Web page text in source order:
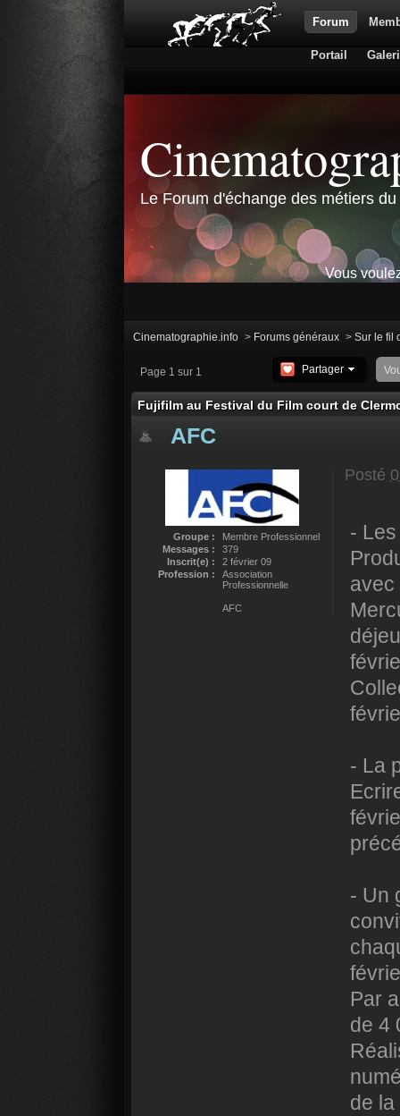
Forum
Portail
Le Forum d'échange des métiers
Vous
Cinematographie.info > Forums généraux > Sur le fil
Page 1 sur 1 Partager
Fujifilm au Festival du Film court de
AFC
Groupe :
Membre Professionnel
Messages :
379
Inscrit(e) :
2 février 09
Profession :
Association
Professionnelle
AFC
Posté
-
avec
- La
- Un
Par
de 4
de